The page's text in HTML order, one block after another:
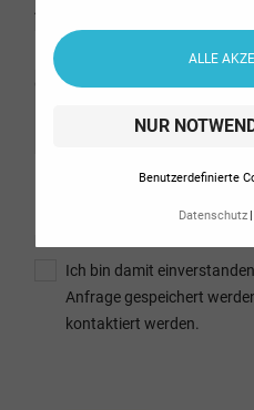
ALLE
NUR
Benutzerdefinierte
Datenschutz
optional
Ich bin damit
Anfrage gespeichert
kontaktiert werden.